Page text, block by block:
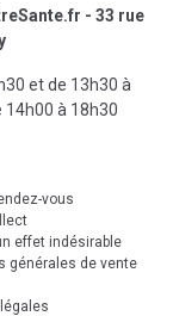
- 33 rue
et de 13h30 à
14h00 à 18h30
vous
effet indésirable
générales de vente